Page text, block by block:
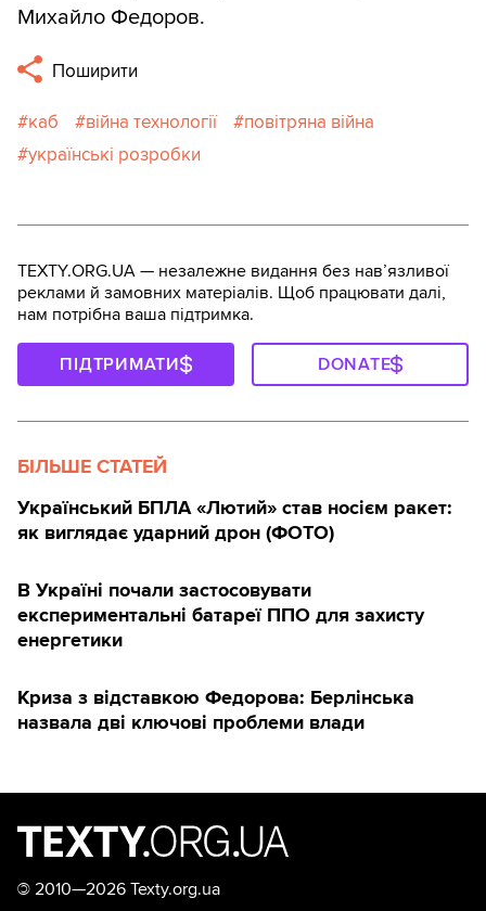
Михайло Федоров.
Поширити
каб війна технології
повітряна війна
українські розробки
TEXTY.ORG.UA — незалежне видання без навʼязливої
реклами й замовних матеріалів. Щоб працювати далі,
нам потрібна ваша підтримка.
ПІДТРИМАТИ DONATE
БІЛЬШЕ СТАТЕЙ
Український БПЛА «Лютий» став носієм ракет:
як виглядає ударний дрон (ФОТО)
В Україні почали застосовувати
експериментальні батареї ППО для захисту
енергетики
Криза з відставкою Федорова: Берлінська
назвала дві ключові проблеми влади
© 2010—2026 Texty.org.ua